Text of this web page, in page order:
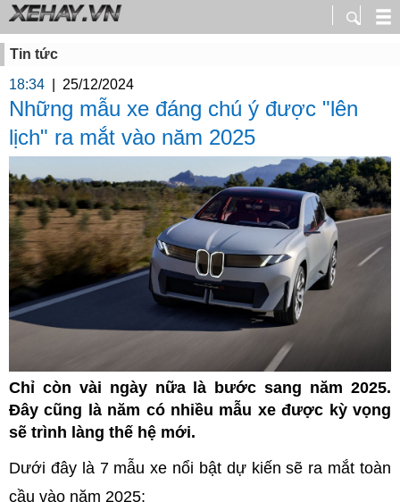
Tin tức
18:34
25/12/2024
Những mẫu xe đáng chú ý được "lên
lịch" ra mắt vào năm 2025
Chỉ còn vài ngày nữa là bước sang năm 2025.
Đây cũng là năm có nhiều mẫu xe được kỳ vọng
sẽ trình làng thế hệ mới.
Dưới đây là 7 mẫu xe nổi bật dự kiến sẽ ra mắt toàn
cầu vào năm 2025: